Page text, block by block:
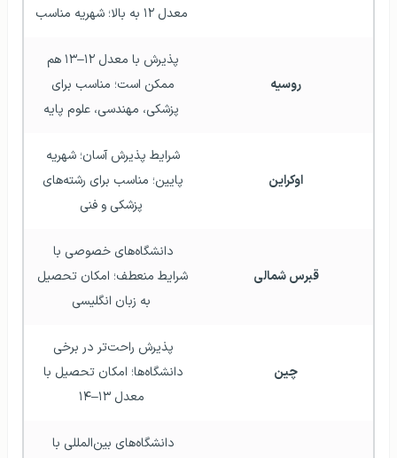
معدل ۱۲ به بالا؛ شهریه مناسب
روسیه
پزشکی، مهندسی، علوم پایه
اوکراین
پزشکی و فنی
قبرس شمالی
به زبان انگلیسی
چین
معدل ۱۳–۱۴